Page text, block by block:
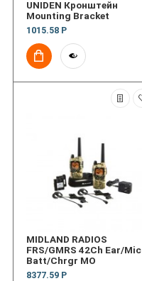
UNIDEN Кронштейн
Mounting Bracket
1015.58 Р
MIDLAND RADIOS
FRS/GMRS 42Ch Ear/Mic
Batt/Chrgr MO
8377.59 Р